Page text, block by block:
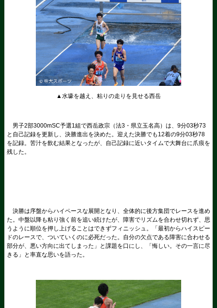
▲水壕を越え、粘りの走りを見せる西岳
男子2部3000mSC予選1組で西岳政宗（法3・県立玉名高）は、9分03秒73
と自己記録を更新し、決勝進出を決めた。迎えた決勝でも12着の9分03秒78
を記録。苦汁を飲む結果となったが、自己記録に近いタイムで大舞台に爪痕を
残した。
決勝は序盤からハイペースな展開となり、全体的に後方集団でレースを進め
た。中盤以降も粘り強く前を追い続けたが、障害でリズムを合わせ切れず、思
うように順位を押し上げることはできずフィニッシュ。「最初からハイスピー
ドのレースで、ついていくのに必死だった。自分の欠点である障害に合わせる
部分が、悪い方向に出てしまった」と課題を口にし、「悔しい。その一言に尽
きる」と率直な思いを語った。